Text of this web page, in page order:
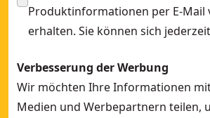
Produktinformationen per E-Mail
erhalten. Sie können sich
Verbesserung der Werbung
Wir möchten Ihre Informationen
Medien und Werbepartnern teilen,